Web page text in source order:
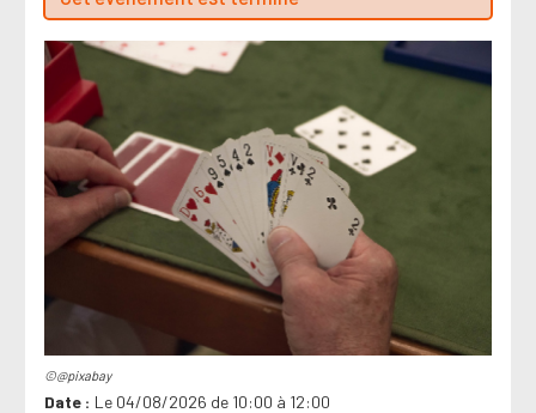
©@pixabay
Date
Le 04/08/2026 de 10:00 à 12:00